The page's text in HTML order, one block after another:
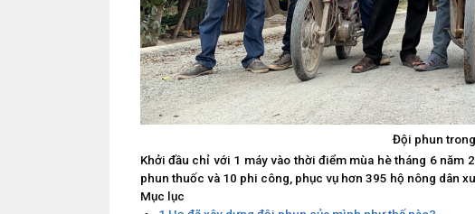
Đội phun
Khởi đầu chỉ với 1 máy vào thời điểm mùa hè tháng 6 năm
phun thuốc và 10 phi công, phục vụ hơn 395 hộ nông dân
Mục lục